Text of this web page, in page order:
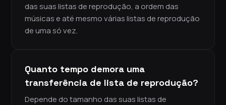
das suas listas de reprodução, a ordem das
músicas e até mesmo várias listas de reprodução
de uma só vez.
Quanto tempo demora uma
transferência de lista de reprodução?
Depende do tamanho das suas listas de